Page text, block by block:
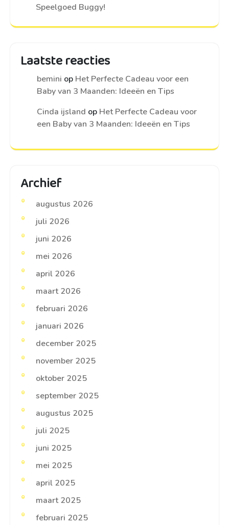
Speelgoed Buggy!
Laatste reacties
bemini op Het Perfecte Cadeau voor een
Baby van 3 Maanden: Ideeën en Tips
Cinda ijsland op Het Perfecte Cadeau voor
een Baby van 3 Maanden: Ideeën en Tips
Archief
augustus 2026
juli 2026
juni 2026
mei 2026
april 2026
maart 2026
februari 2026
januari 2026
december 2025
november 2025
oktober 2025
september 2025
augustus 2025
juli 2025
juni 2025
mei 2025
april 2025
maart 2025
februari 2025